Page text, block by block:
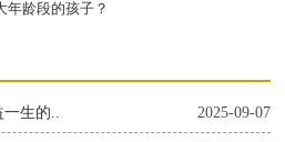
年龄段的孩子？
2025-09-07
一生的..